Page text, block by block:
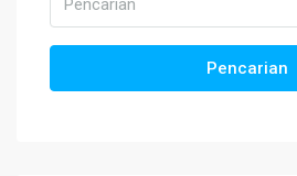
Pencarian